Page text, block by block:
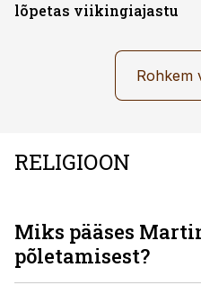
lõpetas viikingiajastu
Rohkem
RELIGIOON
Miks pääses
põletamisest?